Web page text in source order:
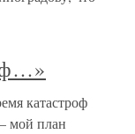
катастроф
мой план